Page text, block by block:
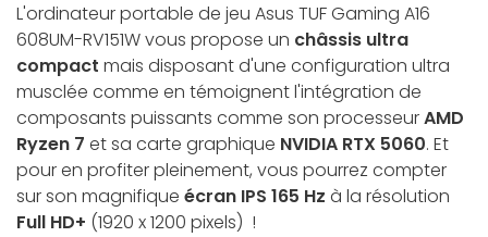
L'ordinateur portable de jeu Asus TUF Gaming A16
608UM-RV151W vous propose un châssis ultra
compact mais disposant d'une configuration ultra
musclée comme en témoignent l'intégration de
composants puissants comme son processeurAMD
Ryzen 7 et sa carte graphique NVIDIA RTX 5060. Et
pour en profiter pleinement, vous pourrez compter
sur son magnifique écran IPS 165 Hz à la résolution
Full HD+ (1920 x 1200 pixels) !